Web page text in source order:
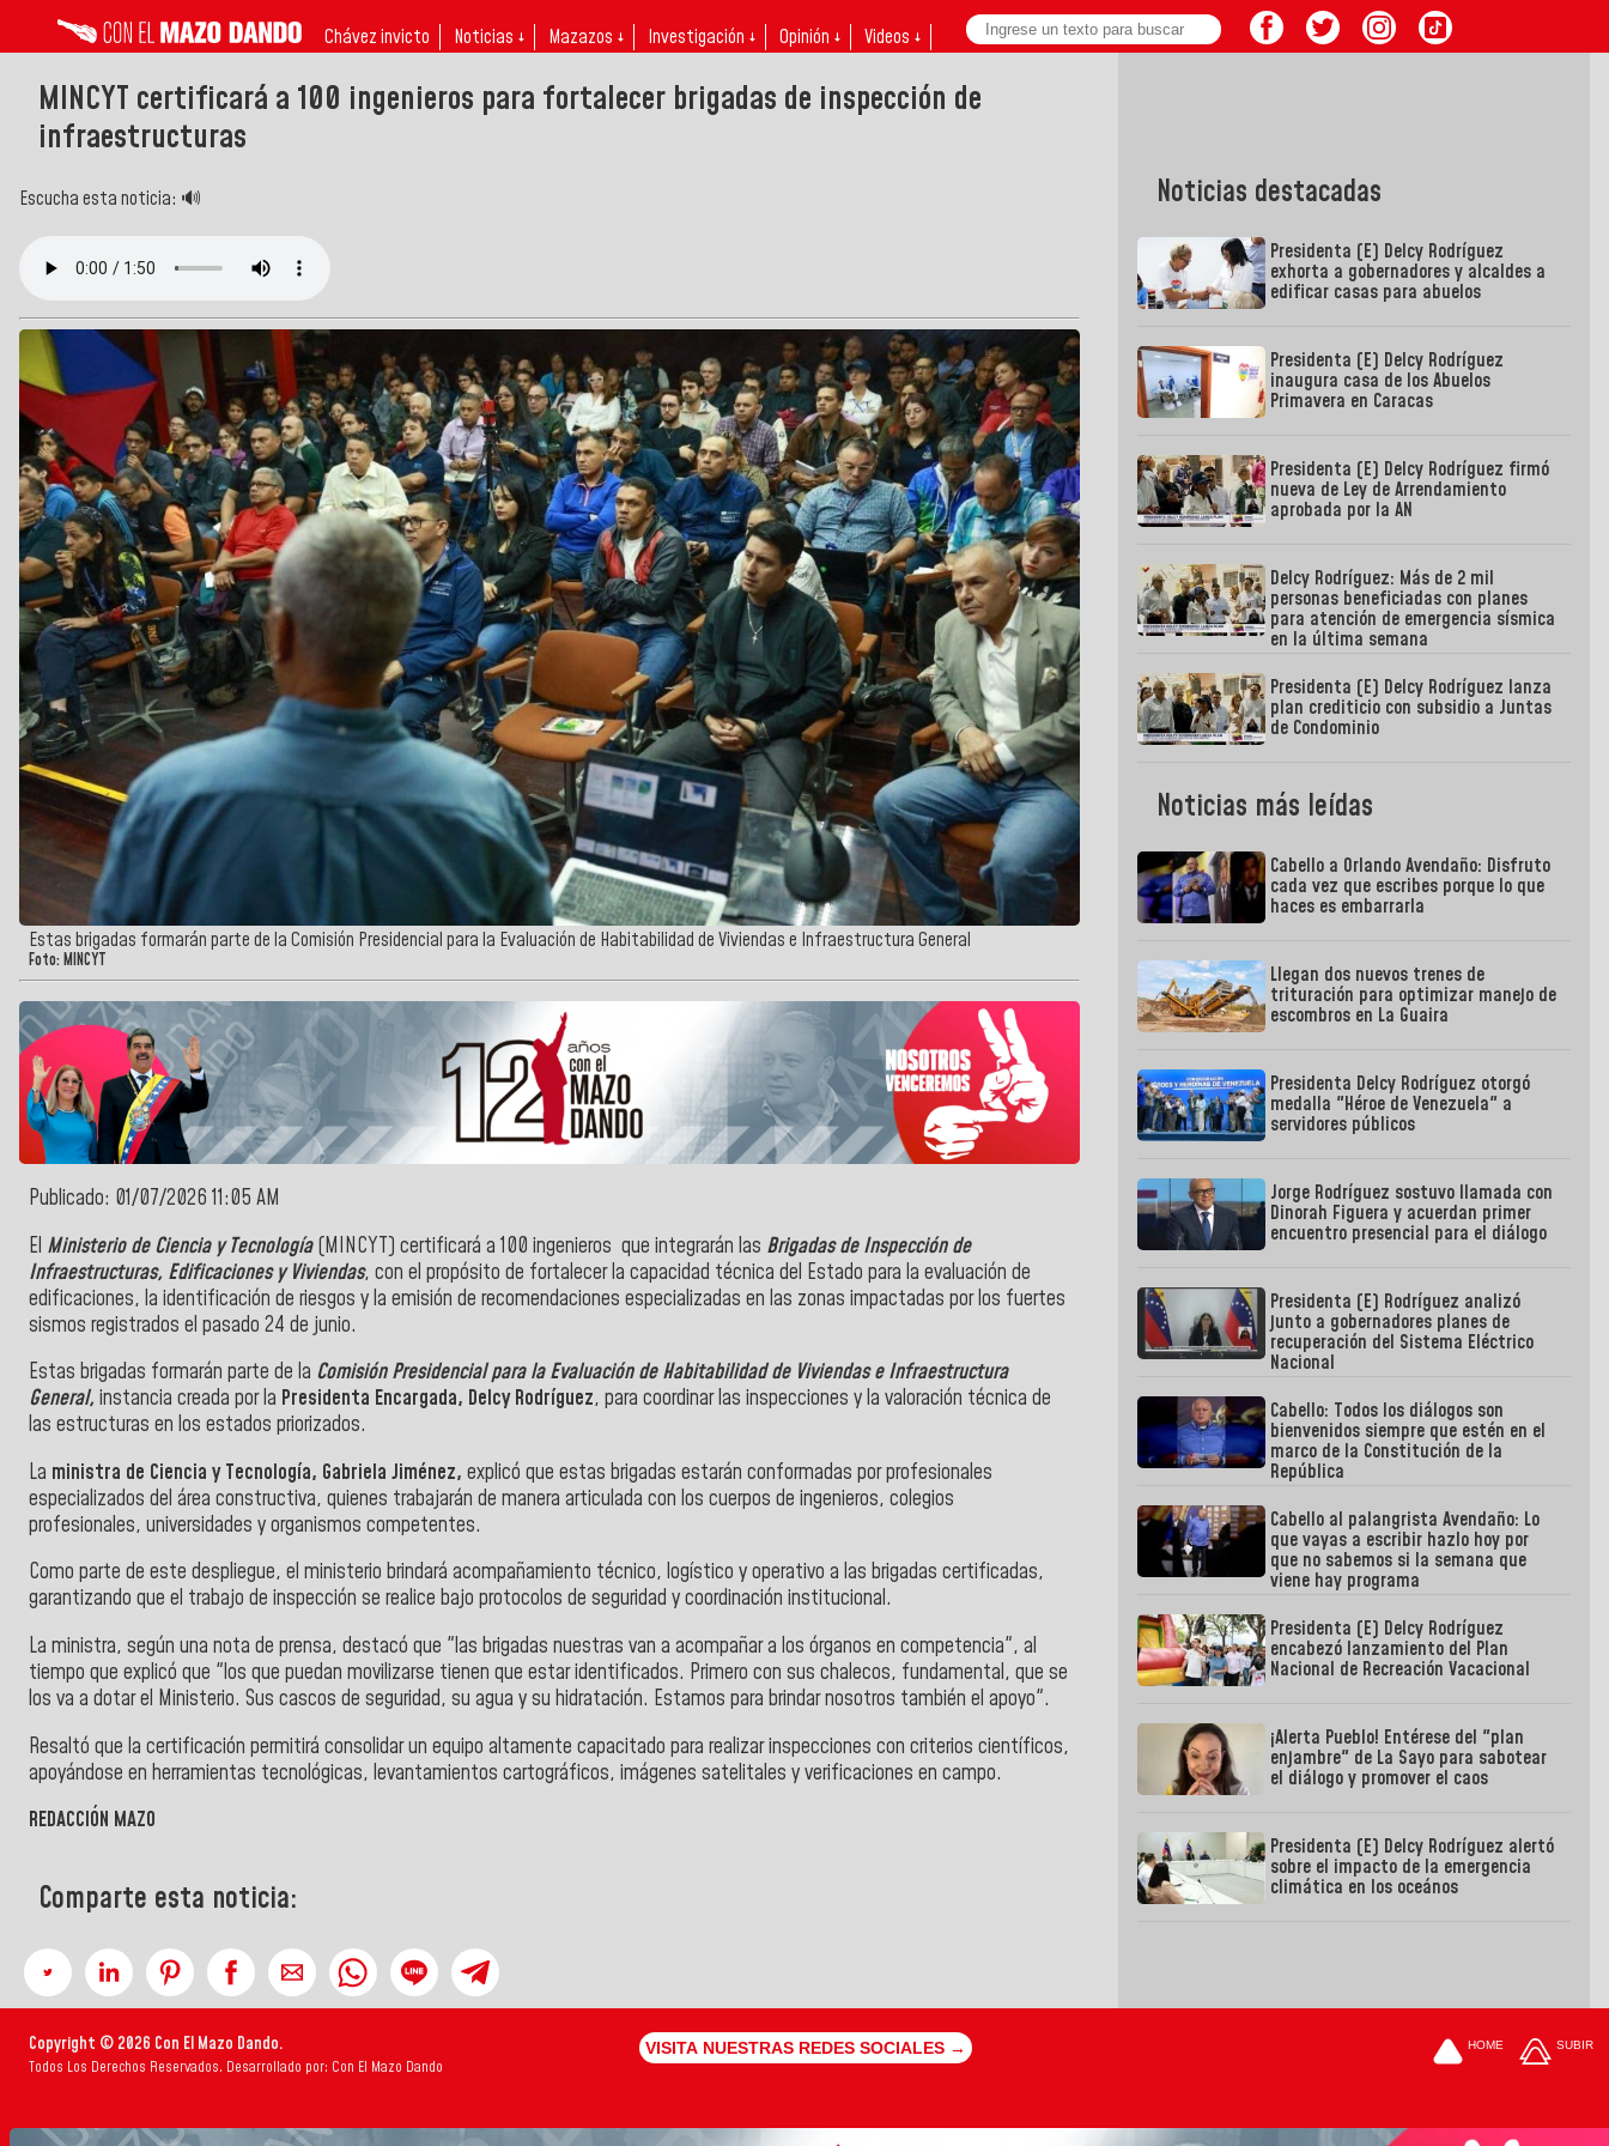
Chávez invicto Noticias ↓ Mazazos ↓ Investigación ↓ Opinión ↓ Videos ↓
MINCYT certificará a 100 ingenieros para fortalecer brigadas de inspección de
infraestructuras
Escucha esta noticia: 🔊
Estas brigadas formarán parte de la Comisión Presidencial para la Evaluación de Habitabilidad de Viviendas e Infraestructura General
Foto: MINCYT
Publicado: 01/07/2026 11:05 AM
El Ministerio de Ciencia y Tecnología(MINCYT) certificará a 100 ingenieros que integrarán las Brigadas de Inspección de
Infraestructuras, Edificaciones y Viviendas, con el propósito de fortalecer la capacidad técnica del Estado para la evaluación de
edificaciones, la identificación de riesgos y la emisión de recomendaciones especializadas en las zonas impactadas por los fuertes
sismos registrados el pasado 24 de junio.
Estas brigadas formarán parte de la Comisión Presidencial para la Evaluación de Habitabilidad de Viviendas e Infraestructura
General, instancia creada por la Presidenta Encargada, Delcy Rodríguez, para coordinar las inspecciones y la valoración técnica de
las estructuras en los estados priorizados.
La ministra de Ciencia y Tecnología, Gabriela Jiménez, explicó que estas brigadas estarán conformadas por profesionales
especializados del área constructiva, quienes trabajarán de manera articulada con los cuerpos de ingenieros, colegios
profesionales, universidades y organismos competentes.
Como parte de este despliegue, el ministerio brindará acompañamiento técnico, logístico y operativo a las brigadas certificadas,
garantizando que el trabajo de inspección se realice bajo protocolos de seguridad y coordinación institucional.
La ministra, según una nota de prensa, destacó que "las brigadas nuestras van a acompañar a los órganos en competencia", al
tiempo que explicó que "los que puedan movilizarse tienen que estar identificados. Primero con sus chalecos, fundamental, que se
los va a dotar el Ministerio. Sus cascos de seguridad, su agua y su hidratación. Estamos para brindar nosotros también el apoyo".
Resaltó que la certificación permitirá consolidar un equipo altamente capacitado para realizar inspecciones con criterios científicos,
apoyándose en herramientas tecnológicas, levantamientos cartográficos, imágenes satelitales y verificaciones en campo.
REDACCIÓN MAZO
Comparte esta noticia:
Noticias destacadas
Presidenta (E) Delcy Rodríguez
exhorta a gobernadores y alcaldes a
edificar casas para abuelos
Presidenta (E) Delcy Rodríguez
inaugura casa de los Abuelos
Primavera en Caracas
Presidenta (E) Delcy Rodríguez firmó
nueva de Ley de Arrendamiento
aprobada por la AN
Delcy Rodríguez: Más de 2 mil
personas beneficiadas con planes
para atención de emergencia sísmica
en la última semana
Presidenta (E) Delcy Rodríguez lanza
plan crediticio con subsidio a Juntas
de Condominio
Noticias más leídas
Cabello a Orlando Avendaño: Disfruto
cada vez que escribes porque lo que
haces es embarrarla
Llegan dos nuevos trenes de
trituración para optimizar manejo de
escombros en La Guaira
Presidenta Delcy Rodríguez otorgó
medalla "Héroe de Venezuela" a
servidores públicos
Jorge Rodríguez sostuvo llamada con
Dinorah Figuera y acuerdan primer
encuentro presencial para el diálogo
Presidenta (E) Rodríguez analizó
junto a gobernadores planes de
recuperación del Sistema Eléctrico
Nacional
Cabello: Todos los diálogos son
bienvenidos siempre que estén en el
marco de la Constitución de la
República
Cabello al palangrista Avendaño: Lo
que vayas a escribir hazlo hoy por
que no sabemos si la semana que
viene hay programa
Presidenta (E) Delcy Rodríguez
encabezó lanzamiento del Plan
Nacional de Recreación Vacacional
¡Alerta Pueblo! Entérese del "plan
enjambre" de La Sayo para sabotear
el diálogo y promover el caos
Presidenta (E) Delcy Rodríguez alertó
sobre el impacto de la emergencia
climática en los oceános
Copyright © 2026 Con El Mazo Dando.
Todos Los Derechos Reservados. Desarrollado por: Con El Mazo Dando
VISITA NUESTRAS REDES SOCIALES → HOME SUBIR